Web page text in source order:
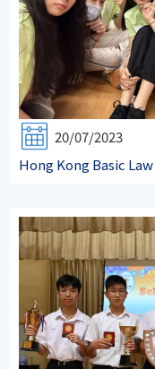
20/07/2023
Hong Kong Basic